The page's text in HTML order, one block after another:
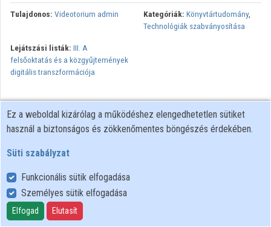
Tulajdonos: Videotorium admin Kategóriák: Könyvtártudomány,
Technológiák szabványosítása
Lejátszási listák: III. A
felsőoktatás és a közgyűjtemények
digitális transzformációja
Felhasználói szabályzat
Adatkezelési tájékoztató
Süti szabályzat
Ez a weboldal kizárólag a működéshez elengedhetetlen sütiket
használ a biztonságos és zökkenőmentes böngészés érdekében.
Süti szabályzat
Funkcionális sütik elfogadása
Személyes sütik elfogadása
Elfogad Elutasít